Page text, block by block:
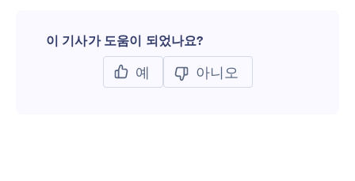
이 기사가 도움이 되었나요?
예 아니오